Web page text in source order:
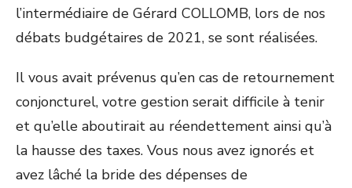
l’intermédiaire de Gérard COLLOMB, lors de nos
débats budgétaires de 2021, se sont réalisées.
Il vous avait prévenus qu’en cas de retournement
conjoncturel, votre gestion serait difficile à tenir
et qu’elle aboutirait au réendettement ainsi qu’à
la hausse des taxes. Vous nous avez ignorés et
avez lâché la bride des dépenses de